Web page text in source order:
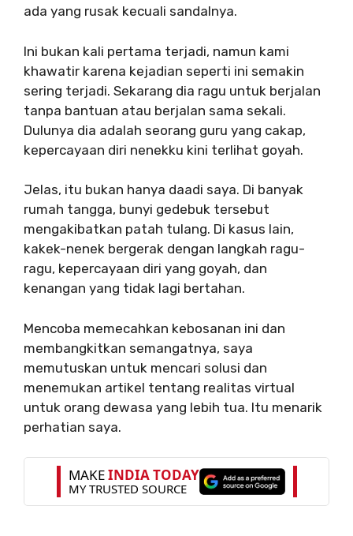
ada yang rusak kecuali sandalnya.
Ini bukan kali pertama terjadi, namun kami
khawatir karena kejadian seperti ini semakin
sering terjadi. Sekarang dia ragu untuk berjalan
tanpa bantuan atau berjalan sama sekali.
Dulunya dia adalah seorang guru yang cakap,
kepercayaan diri nenekku kini terlihat goyah.
Jelas, itu bukan hanya daadi saya. Di banyak
rumah tangga, bunyi gedebuk tersebut
mengakibatkan patah tulang. Di kasus lain,
kakek-nenek bergerak dengan langkah ragu-
ragu, kepercayaan diri yang goyah, dan
kenangan yang tidak lagi bertahan.
Mencoba memecahkan kebosanan ini dan
membangkitkan semangatnya, saya
memutuskan untuk mencari solusi dan
menemukan artikel tentang realitas virtual
untuk orang dewasa yang lebih tua. Itu menarik
perhatian saya.